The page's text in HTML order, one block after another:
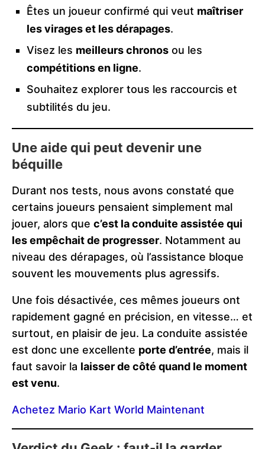
Êtes un joueur confirmé qui veut maîtriser
les virages et les dérapages.
Visez les meilleurs chronos ou les
compétitions en ligne.
Souhaitez explorer tous les raccourcis et
subtilités du jeu.
Une aide qui peut devenir une
béquille
Durant nos tests, nous avons constaté que
certains joueurs pensaient simplement mal
jouer, alors que c’est la conduite assistée qui
les empêchait de progresser. Notamment au
niveau des dérapages, où l’assistance bloque
souvent les mouvements plus agressifs.
Une fois désactivée, ces mêmes joueurs ont
rapidement gagné en précision, en vitesse… et
surtout, en plaisir de jeu. La conduite assistée
est donc une excellente porte d’entrée, mais il
faut savoir la laisser de côté quand le moment
est venu.
Achetez Mario Kart World Maintenant